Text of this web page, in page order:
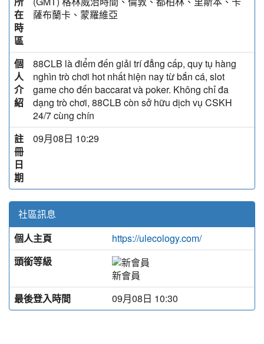
在
時
區
薩布蘭卡、蒙羅維亞
個
人
介
紹
88CLB là điểm đến giải trí đẳng cấp, quy tụ hàng
nghìn trò chơi hot nhất hiện nay từ bắn cá, slot
game cho đến baccarat và poker. Không chỉ đa
dạng trò chơi, 88CLB còn sở hữu dịch vụ CSKH
24/7 cùng chín
註
冊
日
期
09月08日 10:29
社區訊息
個人主頁
https://ulecology.com/
頭銜等級
新會員
最後登入時間
09月08日 10:30